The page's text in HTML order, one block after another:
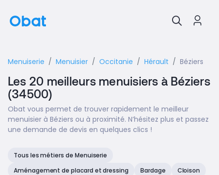
Menuiserie Menuisier Occitanie Hérault Béziers
Les 20 meilleurs menuisiers à Béziers
(34500)
Obat vous permet de trouver rapidement le meilleur
menuisier à Béziers ou à proximité. N’hésitez plus et passez
une demande de devis en quelques clics !
Tous les métiers de Menuiserie
Aménagement de placard et dressing
Bardage
Cloison